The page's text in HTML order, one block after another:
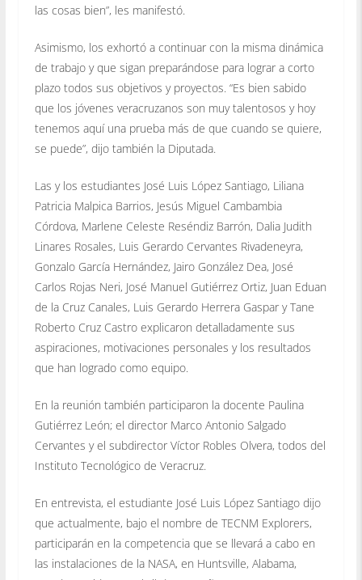
las cosas bien”, les manifestó.
Asimismo, los exhortó a continuar con la misma dinámica
de trabajo y que sigan preparándose para lograr a corto
plazo todos sus objetivos y proyectos. “Es bien sabido
que los jóvenes veracruzanos son muy talentosos y hoy
tenemos aquí una prueba más de que cuando se quiere,
se puede”, dijo también la Diputada.
Las y los estudiantes José Luis López Santiago, Liliana
Patricia Malpica Barrios, Jesús Miguel Cambambia
Córdova, Marlene Celeste Reséndiz Barrón, Dalia Judith
Linares Rosales, Luis Gerardo Cervantes Rivadeneyra,
Gonzalo García Hernández, Jairo González Dea, José
Carlos Rojas Neri, José Manuel Gutiérrez Ortiz, Juan Eduan
de la Cruz Canales, Luis Gerardo Herrera Gaspar y Tane
Roberto Cruz Castro explicaron detalladamente sus
aspiraciones, motivaciones personales y los resultados
que han logrado como equipo.
En la reunión también participaron la docente Paulina
Gutiérrez León; el director Marco Antonio Salgado
Cervantes y el subdirector Víctor Robles Olvera, todos del
Instituto Tecnológico de Veracruz.
En entrevista, el estudiante José Luis López Santiago dijo
que actualmente, bajo el nombre de TECNM Explorers,
participarán en la competencia que se llevará a cabo en
las instalaciones de la NASA, en Huntsville, Alabama,